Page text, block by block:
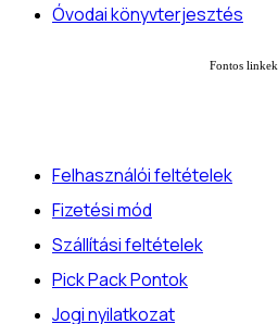
Óvodai könyvterjesztés
Fontos linkek
Felhasználói feltételek
Fizetési mód
Szállítási feltételek
Pick Pack Pontok
Jogi nyilatkozat